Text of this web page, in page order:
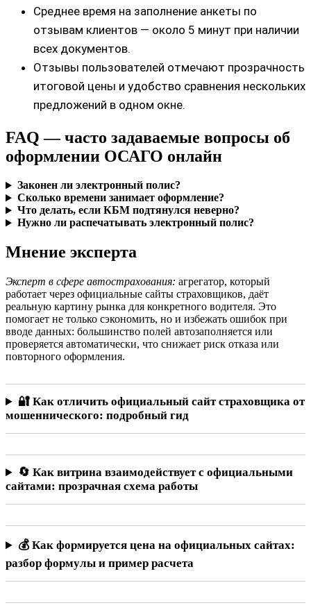
Среднее время на заполнение анкеты по
отзывам клиентов — около 5 минут при наличии
всех документов.
Отзывы пользователей отмечают прозрачность
итоговой цены и удобство сравнения нескольких
предложений в одном окне.
FAQ — часто задаваемые вопросы об
оформлении ОСАГО онлайн
Законен ли электронный полис?
Сколько времени занимает оформление?
Что делать, если КБМ подтянулся неверно?
Нужно ли распечатывать электронный полис?
Мнение эксперта
Эксперт в сфере автострахования: агрегатор, который
работает через официальные сайты страховщиков, даёт
реальную картину рынка для конкретного водителя. Это
помогает не только сэкономить, но и избежать ошибок при
вводе данных: большинство полей автозаполняется или
проверяется автоматически, что снижает риск отказа или
повторного оформления.
🔐 Как отличить официальный сайт страховщика от
мошеннического: подробный гид
🔄 Как витрина взаимодействует с официальными
сайтами: прозрачная схема работы
💰 Как формируется цена на официальных сайтах:
разбор формулы и пример расчета